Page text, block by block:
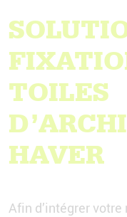
TOILES
HAVER
Afin d’intégrer